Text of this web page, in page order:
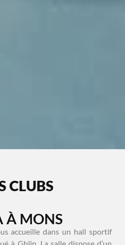
CLUBS
À MONS
accueille dans un hall sportif